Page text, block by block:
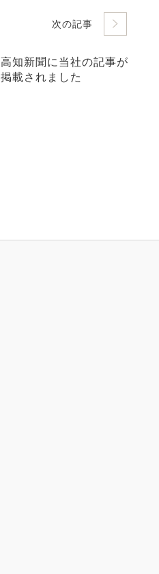
次の記事
高知新聞に当社の記事が
掲載されました